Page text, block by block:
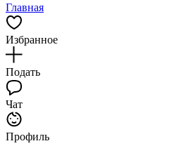
Главная
Избранное
Подать
Чат
Профиль